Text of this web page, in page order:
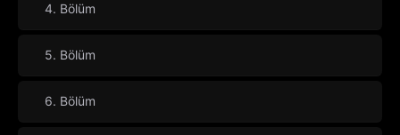
4. Bölüm
5. Bölüm
6. Bölüm